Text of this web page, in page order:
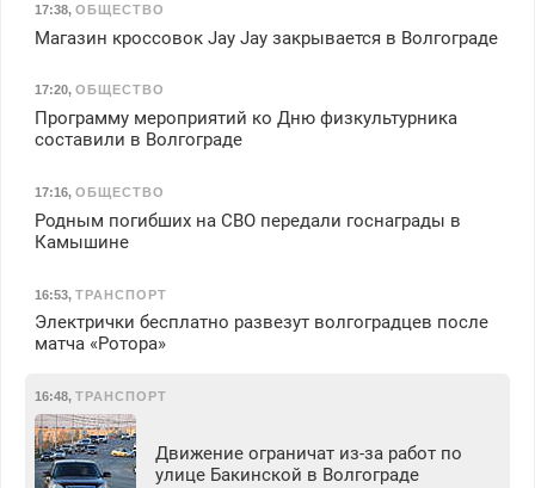
17:38, ОБЩЕСТВО
Магазин кроссовок Jay Jay закрывается в Волгограде
17:20, ОБЩЕСТВО
Программу мероприятий ко Дню физкультурника
составили в Волгограде
17:16, ОБЩЕСТВО
Родным погибших на СВО передали госнаграды в
Камышине
16:53, ТРАНСПОРТ
Электрички бесплатно развезут волгоградцев после
матча «Ротора»
16:48, ТРАНСПОРТ
Движение ограничат из-за работ по
улице Бакинской в Волгограде